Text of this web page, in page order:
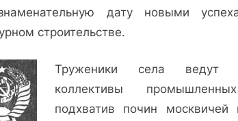
дату новыми
строительстве.
Труженики села ведут
коллективы
подхватив почин москвичей